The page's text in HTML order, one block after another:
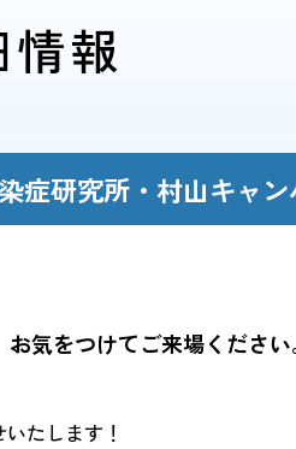
人材育成関係
情報
症研究所・村山キャ
気をつけてご来場ください
たします！